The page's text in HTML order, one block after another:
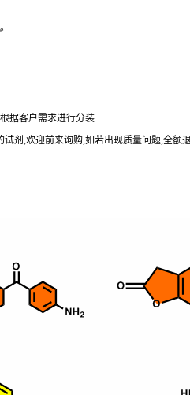
根据客户需求进行分装
剂,欢迎前来询购,如若出现质量问题,全额